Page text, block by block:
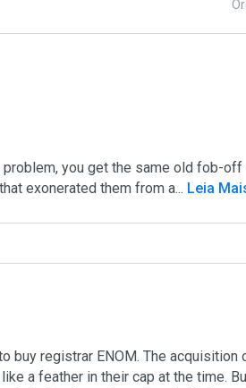
you get the same old fob-off
exonerated them from a... Leia
buy registrar ENOM. The acquisition
a feather in their cap at the time.